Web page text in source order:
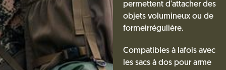
permettent d'attacher des
objets volumineux ou de
formeirrégulière.
Compatibles à lafois avec
les sacs à dos pour arme